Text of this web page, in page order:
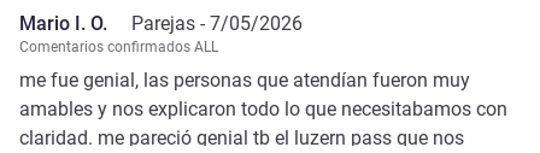
Mario I. O. Parejas - 7/05/2026
Comentarios confirmados ALL
me fue genial, las personas que atendían fueron muy
amables y nos explicaron todo lo que necesitabamos con
claridad. me pareció genial tb el luzern pass que nos